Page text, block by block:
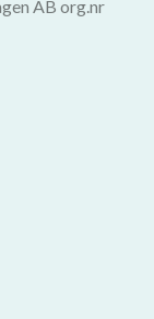
AB org.nr